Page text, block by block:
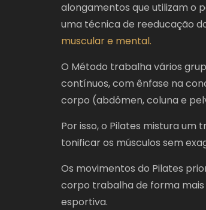
alongamentos que utilizam o
uma técnica de reeducação
muscular e mental.
O Método trabalha vários
contínuos, com ênfase na
corpo (abdômen, coluna e
Por isso, o Pilates mistura um
tonificar os músculos sem
Os movimentos do Pilates
corpo trabalha de forma
esportiva.